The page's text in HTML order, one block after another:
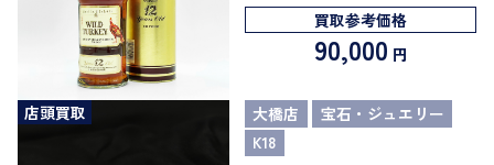
買取参考価格
90,000 円
店頭買取 大橋店
宝石・ジュエリー
K18